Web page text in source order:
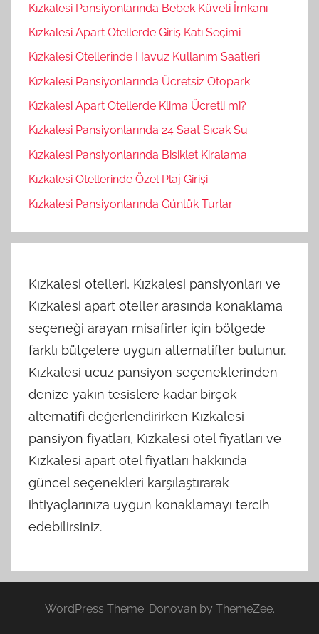
Kızkalesi Pansiyonlarında Bebek Küveti İmkanı
Kızkalesi Apart Otellerde Giriş Katı Seçimi
Kızkalesi Otellerinde Havuz Kullanım Saatleri
Kızkalesi Pansiyonlarında Ücretsiz Otopark
Kızkalesi Apart Otellerde Klima Ücretli mi?
Kızkalesi Pansiyonlarında 24 Saat Sıcak Su
Kızkalesi Pansiyonlarında Bisiklet Kiralama
Kızkalesi Otellerinde Özel Plaj Girişi
Kızkalesi Pansiyonlarında Günlük Turlar
Kızkalesi otelleri, Kızkalesi pansiyonları ve
Kızkalesi apart oteller arasında konaklama
seçeneği arayan misafirler için bölgede
farklı bütçelere uygun alternatifler bulunur.
Kızkalesi ucuz pansiyon seçeneklerinden
denize yakın tesislere kadar birçok
alternatifi değerlendirirken Kızkalesi
pansiyon fiyatları, Kızkalesi otel fiyatları ve
Kızkalesi apart otel fiyatları hakkında
güncel seçenekleri karşılaştırarak
ihtiyaçlarınıza uygun konaklamayı tercih
edebilirsiniz.
WordPress Theme: Donovan by ThemeZee.